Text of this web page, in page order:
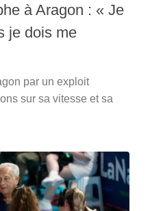
à Aragon : « Je
je dois me
par un exploit
sur sa vitesse et sa